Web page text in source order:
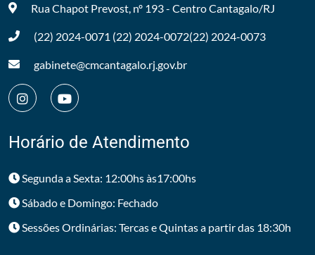
Rua Chapot Prevost, nº 193 - CentroCantagalo/RJ
(22) 2024-0071 (22) 2024-0072(22) 2024-0073
gabinete@cmcantagalo.rj.gov.br
Horário de Atendimento
Segunda a Sexta: 12:00hs às17:00hs
Sábado e Domingo: Fechado
Sessões Ordinárias: Tercas e Quintas a partir das 18:30h